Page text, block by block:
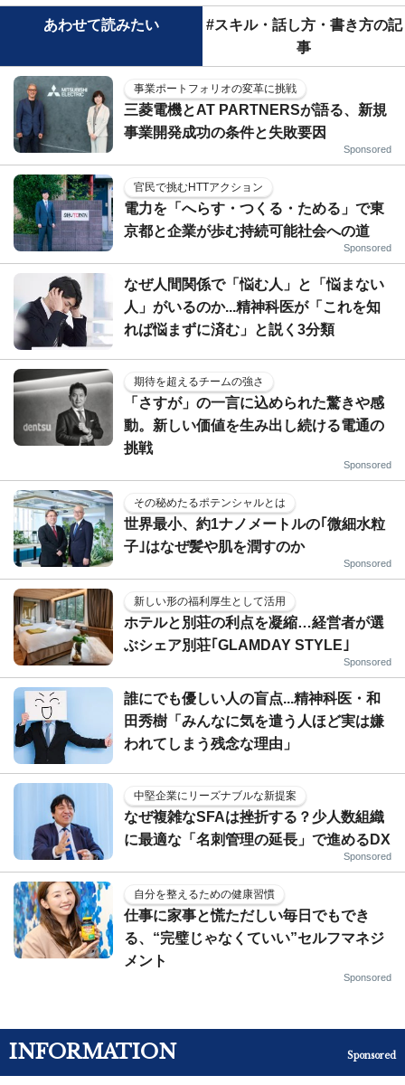
あわせて読みたい
#スキル・話し方・書き方の記
事
事業ポートフォリオの変革に挑戦
三菱電機とAT PARTNERSが語る、新規
事業開発成功の条件と失敗要因
Sponsored
官民で挑むHTTアクション
電力を「へらす・つくる・ためる」で東
京都と企業が歩む持続可能社会への道
Sponsored
なぜ人間関係で「悩む人」と「悩まない
人」がいるのか...精神科医が「これを知
れば悩まずに済む」と説く3分類
期待を超えるチームの強さ
「さすが」の一言に込められた驚きや感
動。新しい価値を生み出し続ける電通の
挑戦
Sponsored
その秘めたるポテンシャルとは
世界最小、約1ナノメートルの｢微細水粒
子｣はなぜ髪や肌を潤すのか
Sponsored
新しい形の福利厚生として活用
ホテルと別荘の利点を凝縮…経営者が選
ぶシェア別荘｢GLAMDAY STYLE｣
Sponsored
誰にでも優しい人の盲点...精神科医・和
田秀樹「みんなに気を遣う人ほど実は嫌
われてしまう残念な理由」
中堅企業にリーズナブルな新提案
なぜ複雑なSFAは挫折する？少人数組織
に最適な「名刺管理の延長」で進めるDX
Sponsored
自分を整えるための健康習慣
仕事に家事と慌ただしい毎日でもでき
る、“完璧じゃなくていい”セルフマネジ
メント
Sponsored
INFORMATION Sponsored